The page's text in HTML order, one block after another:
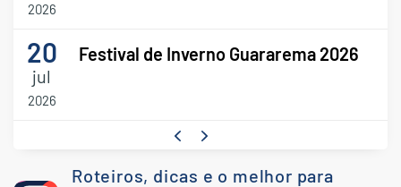
2026
20
jul
2026
Festival de Inverno Guararema 2026
Roteiros, dicas e o melhor para